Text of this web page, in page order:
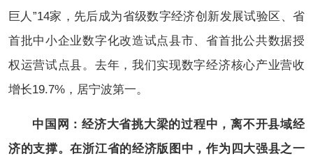
巨人”14家，先后成为省级数字经济创新发展试验区、省
首批中小企业数字化改造试点县市、省首批公共数据授
权运营试点县。去年，我们实现数字经济核心产业营收
增长19.7%，居宁波第一。
中国网：经济大省挑大梁的过程中，离不开县域经
济的支撑。在浙江省的经济版图中，作为四大强县之一